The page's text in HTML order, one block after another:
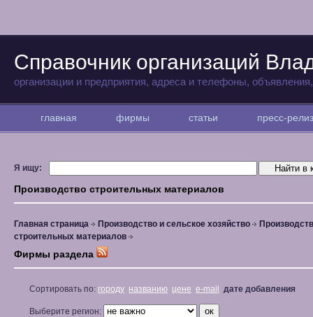
Справочник организаций
организации и предприятия, адреса и телефоны,
главная фирмы статьи пресс-
Я ищу:
Производство строительных материалов
Главная страница Производство и сельское хозяйство
строительных материалов
Фирмы раздела
Сортировать по: городу названию цене e-mail дате добавления
Выберите регион: